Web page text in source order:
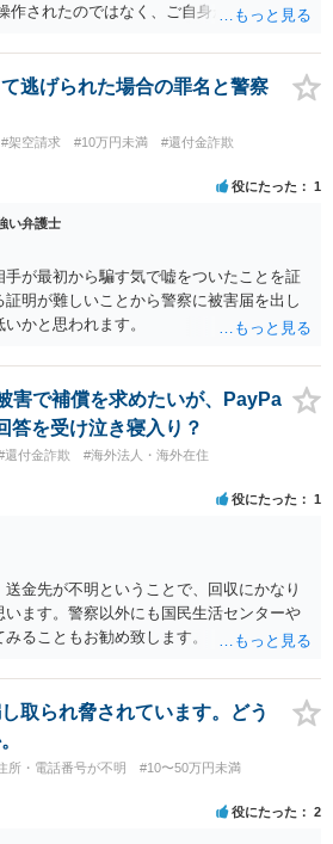
作されたのではなく、ご自身が操作して、
おそらくあなたの情報は他の詐欺グループ
後、返金を請け負うという司法書士や弁護
いたり、paypay、メルカリ、警察を語った
ます。 何か手続きを求められた際は、ご家
ほうがよろしいかと思います。
逃げられた場合の罪名と警察
#架空請求 #10万円未満
#還付金詐欺
役にたった 1
い弁護士
が最初から騙す気で嘘をついたことを証
明が難しいことから警察に被害届を出し
かと思われます。
害で補償を求めたいが、PayPa
答を受け泣き寝入り？
還付金詐欺
#海外法人・海外在住
役にたった 1
金先が不明ということで、回収にかなり
ます。警察以外にも国民生活センターや
ることもお勧め致します。
取られ脅されています。どう
所・電話番号が不明
#10〜50万円未満
役にたった 2